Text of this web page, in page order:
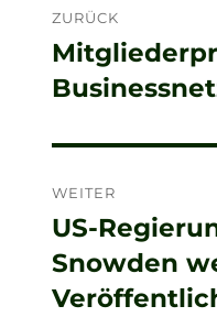
ZURÜCK
Vorheriger
Beitrag:
WEITER
Nächster
Beitrag:
US-
Snowden